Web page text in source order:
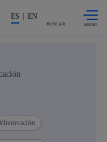
en accionistas e
ES EN
BUSCAR
Innovación